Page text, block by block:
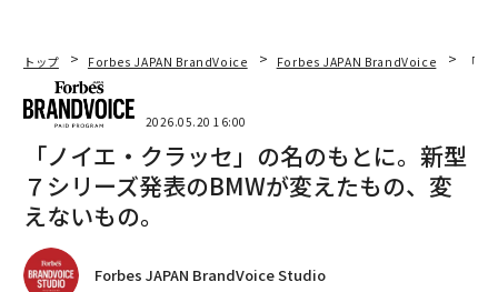
トップ Forbes JAPAN BrandVoice Forbes JAPAN BrandVoice 「
2026.05.20 16:00
「ノイエ・クラッセ」の名のもとに。新型
７シリーズ発表のBMWが変えたもの、変
えないもの。
Forbes JAPAN BrandVoice Studio